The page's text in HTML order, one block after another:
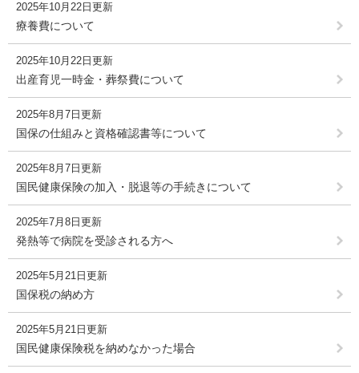
2025年10月22日更新
療養費について
2025年10月22日更新
出産育児一時金・葬祭費について
2025年8月7日更新
国保の仕組みと資格確認書等について
2025年8月7日更新
国民健康保険の加入・脱退等の手続きについて
2025年7月8日更新
発熱等で病院を受診される方へ
2025年5月21日更新
国保税の納め方
2025年5月21日更新
国民健康保険税を納めなかった場合